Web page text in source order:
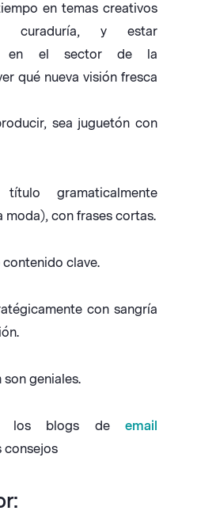
en temas creativos
curaduría, y estar
en el sector de la
qué nueva visión fresca
sea juguetón con
gramaticalmente
moda), con frases cortas.
clave.
con sangría
geniales.
los blogs de email
consejos